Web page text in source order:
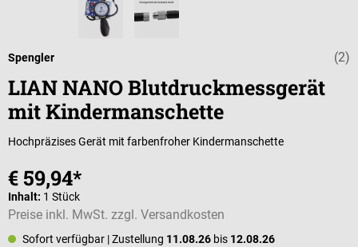
(2)
Spengler
LIAN NANO Blutdruckmessgerät
mit Kindermanschette
Hochpräzises Gerät mit farbenfroher Kindermanschette
€ 59,94*
Inhalt: 1 Stück
Preise inkl. MwSt. zzgl. Versandkosten
Sofort verfügbar | Zustellung 11.08.26 bis 12.08.26